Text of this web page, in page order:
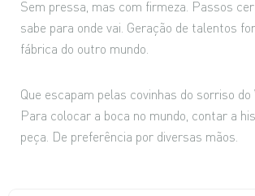
Sem pressa, mas com firmeza. Passos
sabe para onde vai. Geração de talentos
fábrica do outro mundo.
Que escapam pelas covinhas do sorriso do
Para colocar a boca no mundo, contar a
peça. De preferência por diversas mãos.